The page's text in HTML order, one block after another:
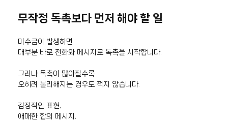
무작정 독촉보다 먼저 해야 할 일
미수금이 발생하면
대부분 바로 전화와 메시지로 독촉을 시작합니다.
그러나 독촉이 많아질수록
오히려 불리해지는 경우도 적지 않습니다.
감정적인 표현,
애매한 합의 메시지,